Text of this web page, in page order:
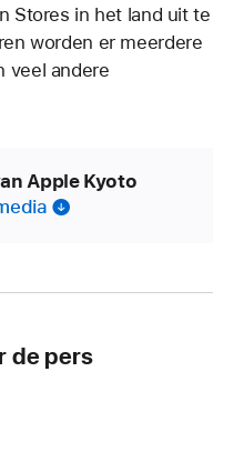
Stores in het land uit te
worden er meerdere
veel andere
Apple Kyoto
de pers